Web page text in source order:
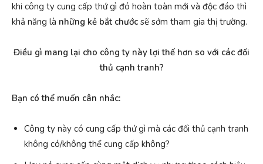
khi công ty cung cấp thứ gì đó hoàn toàn mới và độc đáo thì
khả năng là những kẻ bắt chước sẽ sớm tham gia thị trường.
Điều gì mang lại cho công ty này lợi thế hơn so với các đối
thủ cạnh tranh?
Bạn có thể muốn cân nhắc:
Công ty này có cung cấp thứ gì mà các đối thủ cạnh tranh
không có/không thể cung cấp không?